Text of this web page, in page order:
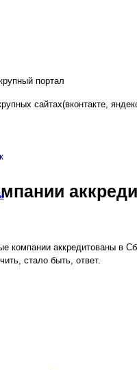
портал
сайтах(вконтакте,
компании аккредитованы в
стало быть, ответ.